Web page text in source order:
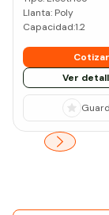
Llanta: Poly
Capacidad:1.2
Cotizar
Ver